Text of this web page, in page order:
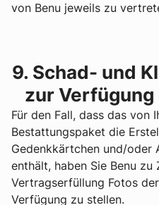
von Benu jeweils zu
9. Schad- und
zur
Für den Fall, dass das von
Bestattungspaket die
Gedenkkärtchen und/oder
enthält, haben Sie Benu zu
Vertragserfüllung Fotos
Verfügung zu stellen.